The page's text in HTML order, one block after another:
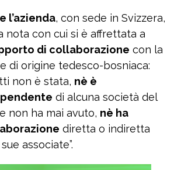
l’azienda, con sede in Svizzera,
nota con cui si è affrettata a
di collaborazione con la
di origine tedesco-bosniaca:
non è stata, nè è
di alcuna società del
non ha mai avuto, nè ha
diretta o indiretta
associate”.